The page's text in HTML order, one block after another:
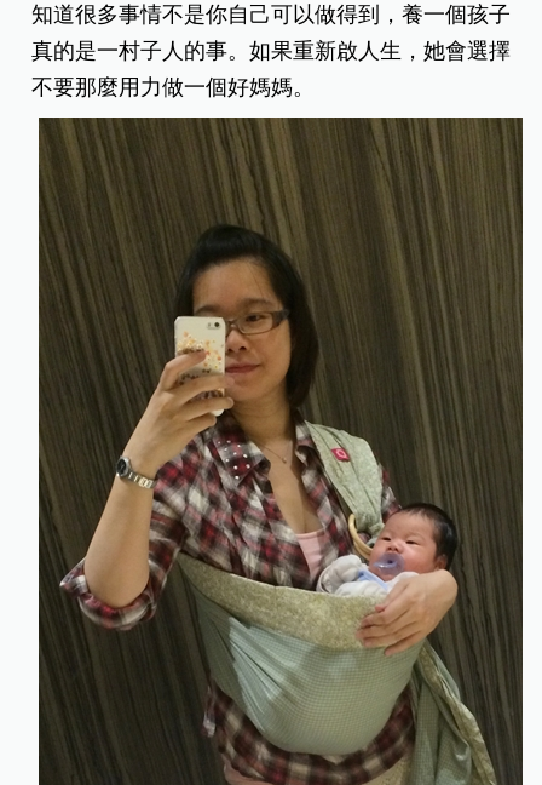
知道很多事情不是你自己可以做得到，養一個孩子
真的是一村子人的事。如果重新啟人生，她會選擇
不要那麼用力做一個好媽媽。